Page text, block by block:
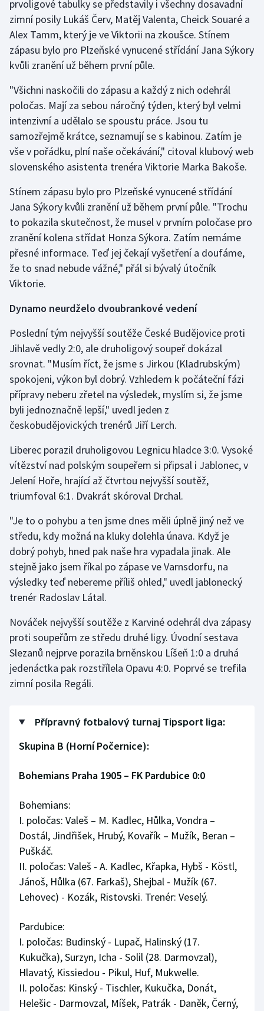
prvoligové tabulky se představily i všechny dosavadní
zimní posily Lukáš Červ, Matěj Valenta, Cheick Souaré a
Alex Tamm, který je ve Viktorii na zkoušce. Stínem
zápasu bylo pro Plzeňské vynucené střídání Jana Sýkory
kvůli zranění už během první půle.
"Všichni naskočili do zápasu a každý z nich odehrál
poločas. Mají za sebou náročný týden, který byl velmi
intenzivní a udělalo se spoustu práce. Jsou tu
samozřejmě krátce, seznamují se s kabinou. Zatím je
vše v pořádku, plní naše očekávání," citoval klubový web
slovenského asistenta trenéra Viktorie Marka Bakoše.
Stínem zápasu bylo pro Plzeňské vynucené střídání
Jana Sýkory kvůli zranění už během první půle. "Trochu
to pokazila skutečnost, že musel v prvním poločase pro
zranění kolena střídat Honza Sýkora. Zatím nemáme
přesné informace. Teď jej čekají vyšetření a doufáme,
že to snad nebude vážné," přál si bývalý útočník
Viktorie.
Dynamo neurdželo dvoubrankové vedení
Poslední tým nejvyšší soutěže České Budějovice proti
Jihlavě vedly 2:0, ale druholigový soupeř dokázal
srovnat. "Musím říct, že jsme s Jirkou (Kladrubským)
spokojeni, výkon byl dobrý. Vzhledem k počáteční fázi
přípravy neberu zřetel na výsledek, myslím si, že jsme
byli jednoznačně lepší," uvedl jeden z
českobudějovických trenérů Jiří Lerch.
Liberec porazil druholigovou Legnicu hladce 3:0. Vysoké
vítězství nad polským soupeřem si připsal i Jablonec, v
Jelení Hoře, hrající až čtvrtou nejvyšší soutěž,
triumfoval 6:1. Dvakrát skóroval Drchal.
"Je to o pohybu a ten jsme dnes měli úplně jiný než ve
středu, kdy možná na kluky dolehla únava. Když je
dobrý pohyb, hned pak naše hra vypadala jinak. Ale
stejně jako jsem říkal po zápase ve Varnsdorfu, na
výsledky teď nebereme příliš ohled," uvedl jablonecký
trenér Radoslav Látal.
Nováček nejvyšší soutěže z Karviné odehrál dva zápasy
proti soupeřům ze středu druhé ligy. Úvodní sestava
Slezanů nejprve porazila brněnskou Líšeň 1:0 a druhá
jedenáctka pak rozstřílela Opavu 4:0. Poprvé se trefila
zimní posila Regáli.
Přípravný fotbalový turnaj Tipsport liga:
Skupina B (Horní Počernice):
Bohemians Praha 1905 – FK Pardubice 0:0
Bohemians:
I. poločas: Valeš – M. Kadlec, Hůlka, Vondra –
Dostál, Jindřišek, Hrubý, Kovařík – Mužík, Beran –
Puškáč.
II. poločas: Valeš - A. Kadlec, Křapka, Hybš - Köstl,
Jánoš, Hůlka (67. Farkaš), Shejbal - Mužík (67.
Lehovec) - Kozák, Ristovski. Trenér: Veselý.
Pardubice:
I. poločas: Budinský - Lupač, Halinský (17.
Kukučka), Surzyn, Icha - Solil (28. Darmovzal),
Hlavatý, Kissiedou - Pikul, Huf, Mukwelle.
II. poločas: Kinský - Tischler, Kukučka, Donát,
Helešic - Darmovzal, Míšek, Patrák - Daněk, Černý,